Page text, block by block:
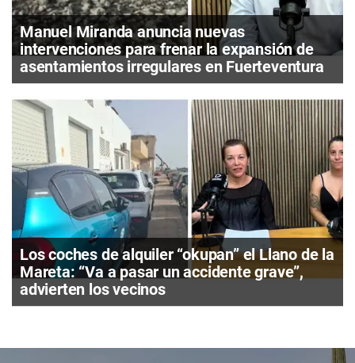
Manuel Miranda anuncia nuevas
intervenciones para frenar la expansión de
asentamientos irregulares en Fuerteventura
Los coches de alquiler “okupan” el Llano de la
Mareta: “Va a pasar un accidente grave”,
advierten los vecinos